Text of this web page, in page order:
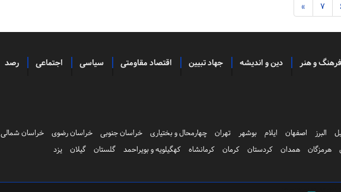
7
»
فرهنگ و هنر دین و اندیشه جهاد تبیین اقتصاد مقاومتی سیاسی اجتماعی رصد
البرز اصفهان ایلام بوشهر تهران چهارمحال و بختیاری خراسان جنوبی خراسان رضوی خراسان شمالی
هرمزگان همدان کردستان کرمان کرمانشاه کهگیلویه و بویراحمد گلستان گیلان یزد